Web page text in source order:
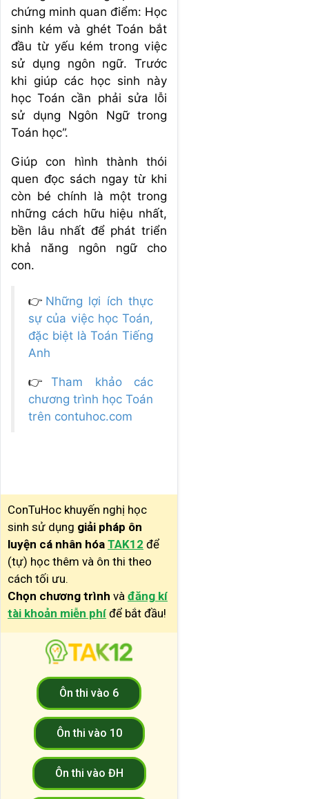
chứng minh quan điểm: Học
sinh kém và ghét Toán bắt
đầu từ yếu kém trong việc
sử dụng ngôn ngữ. Trước
khi giúp các học sinh này
học Toán cần phải sửa lỗi
sử dụng Ngôn Ngữ trong
Toán học”.
Giúp con hình thành thói
quen đọc sách ngay từ khi
còn bé chính là một trong
những cách hữu hiệu nhất,
bền lâu nhất để phát triển
khả năng ngôn ngữ cho
con.
👉 Những lợi ích thực
sự của việc học Toán,
đặc biệt là Toán Tiếng
Anh
👉Tham khảo các
chương trình học Toán
trên contuhoc.com
ConTuHoc khuyến nghị học
sinh sử dụng giải pháp ôn
luyện cá nhân hóa TAK12 để
(tự) học thêm và ôn thi theo
cách tối ưu.
Chọn chương trình và đăng kí
tài khoản miễn phí để bắt đầu!
Ôn thi vào 6
Ôn thi vào 10
Ôn thi vào ĐH